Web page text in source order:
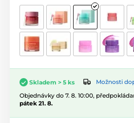
Skladem > 5 ks
Možnosti
Objednávky do 7. 8. 10:00,
pátek 21. 8.